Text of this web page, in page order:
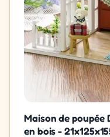
Maison de poupée
en bois -